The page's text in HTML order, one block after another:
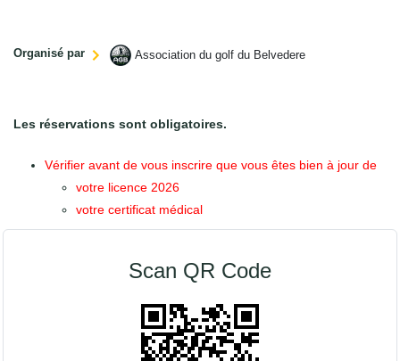
Organisé par Association du golf du Belvedere
Les réservations sont obligatoires.
Vérifier avant de vous inscrire que vous êtes bien à jour de
votre licence 2026
votre certificat médical
Scan QR Code